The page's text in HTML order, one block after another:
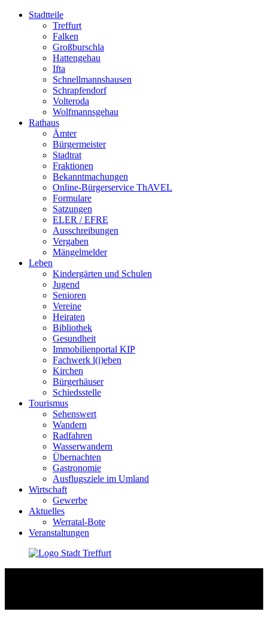
Stadtteile
Treffurt
Falken
Großburschla
Hattengehau
Ifta
Schnellmannshausen
Schrapfendorf
Volteroda
Wolfmannsgehau
Rathaus
Ämter
Bürgermeister
Stadtrat
Fraktionen
Bekanntmachungen
Online-Bürgerservice ThAVEL
Formulare
Satzungen
ELER / EFRE
Ausschreibungen
Vergaben
Mängelmelder
Leben
Kindergärten und Schulen
Jugend
Senioren
Vereine
Heiraten
Bibliothek
Gesundheit
Immobilienportal KIP
Fachwerk l(i)eben
Kirchen
Bürgerhäuser
Schiedsstelle
Tourismus
Sehenswert
Wandern
Radfahren
Wasserwandern
Übernachten
Gastronomie
Ausflugsziele im Umland
Wirtschaft
Gewerbe
Aktuelles
Werratal-Bote
Veranstaltungen